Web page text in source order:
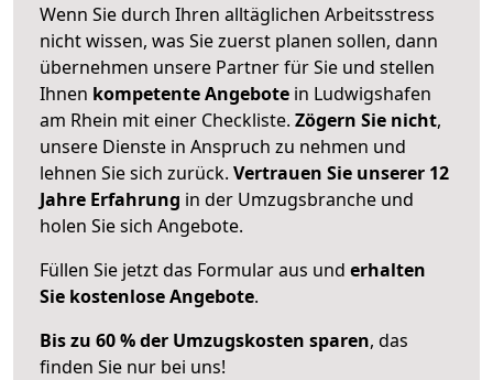
Wenn Sie durch Ihren alltäglichen Arbeitsstress
nicht wissen, was Sie zuerst planen sollen, dann
übernehmen unsere Partner für Sie und stellen
Ihnen kompetente Angebote in Ludwigshafen
am Rhein mit einer Checkliste. Zögern Sie nicht,
unsere Dienste in Anspruch zu nehmen und
lehnen Sie sich zurück. Vertrauen Sie unserer 12
Jahre Erfahrung in der Umzugsbranche und
holen Sie sich Angebote.
Füllen Sie jetzt das Formular aus und erhalten
Sie kostenlose Angebote.
Bis zu 60 % der Umzugskosten sparen, das
finden Sie nur bei uns!